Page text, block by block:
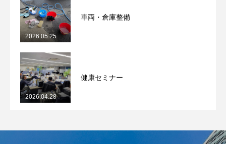
車両・倉庫整備
2026.05.25
健康セミナー
2026.04.28